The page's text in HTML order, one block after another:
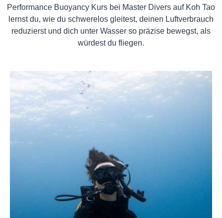
Performance Buoyancy Kurs bei Master Divers auf Koh Tao
lernst du, wie du schwerelos gleitest, deinen Luftverbrauch
reduzierst und dich unter Wasser so präzise bewegst, als
würdest du fliegen.